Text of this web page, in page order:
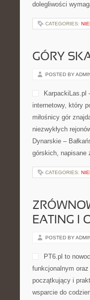
dolegliwości
CATEGORIES:
GÓRY
POSTED BY
KarpackiLas.pl
internetowy, który
miłośnicy gór
niezwykłych
Dynarskie –
górskich, napisane
CATEGORIES:
EATING I
POSTED BY
PT6.pl to
funkcjonalnym
początkujący i
wsparcie do